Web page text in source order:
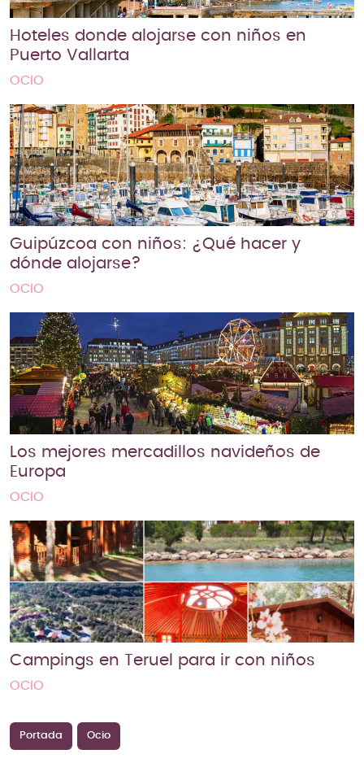
Hoteles donde alojarse con niños en
Puerto Vallarta
OCIO
Guipúzcoa con niños: ¿Qué hacer y
dónde alojarse?
OCIO
Los mejores mercadillos navideños de
Europa
OCIO
Campings en Teruel para ir con niños
OCIO
Portada Ocio